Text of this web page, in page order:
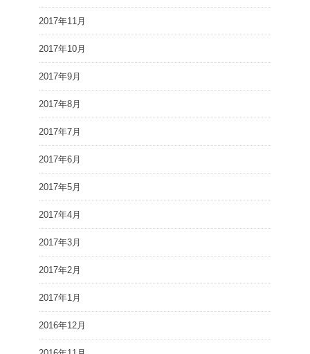
2017年11月
2017年10月
2017年9月
2017年8月
2017年7月
2017年6月
2017年5月
2017年4月
2017年3月
2017年2月
2017年1月
2016年12月